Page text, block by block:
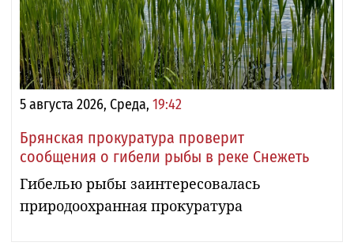
5 августа 2026, Среда, 19:42
Брянская прокуратура проверит
сообщения о гибели рыбы в реке Снежеть
Гибелью рыбы заинтересовалась
природоохранная прокуратура